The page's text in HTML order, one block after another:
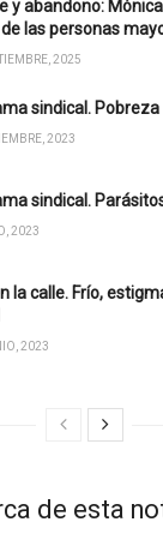
y abandono:
las personas
2025
sindical. Pobreza
2023
sindical.
2023
la calle. Frío,
2023
de esta